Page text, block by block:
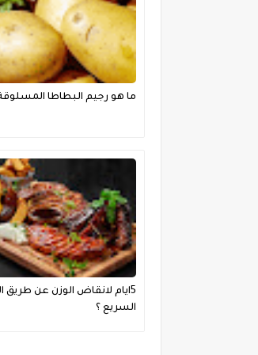
ما هو رجيم البطاطا
5ايام لانقاض الوزن عن طريق
السريع ؟